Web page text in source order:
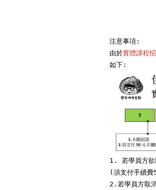
注意事項:
由於實體課程
1. 若學員方欲
(須支付手續費
2.若學員方取